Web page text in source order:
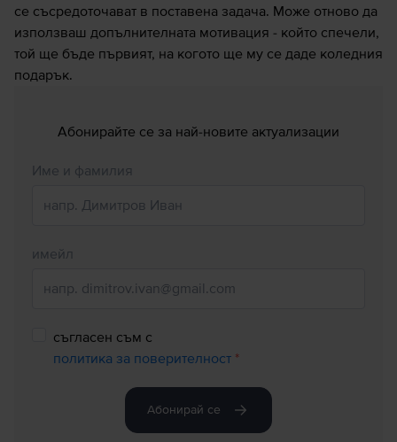
се съсредоточават в поставена задача. Може отново да
използваш допълнителната мотивация - който спечели,
той ще бъде първият, на когото ще му се даде коледния
подарък.
Абонирайте се за най-новите актуализации
Име и фамилия
имейл
съгласен съм с
политика за поверителност *
Абонирай се